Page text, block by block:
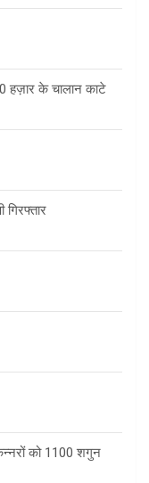
हज़ार के चालान काटे
गिरफ्तार
को 1100 शगुन